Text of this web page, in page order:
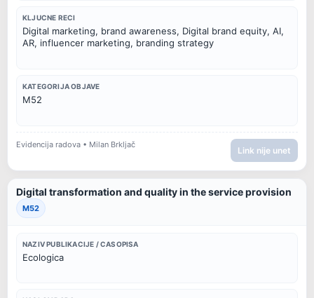
KLJUCNE RECI
Digital marketing, brand awareness, Digital brand equity, AI,
AR, influencer marketing, branding strategy
KATEGORIJA OBJAVE
M52
Evidencija radova • Milan Brkljač
Link nije unet
Digital transformation and quality in the service provision
M52
NAZIV PUBLIKACIJE / CASOPISA
Ecologica